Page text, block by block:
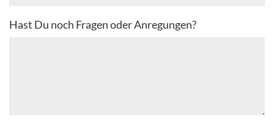
Hast Du noch Fragen oder Anregungen?